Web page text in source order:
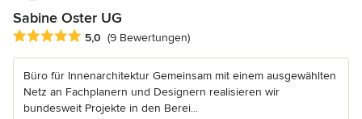
Sabine Oster UG
Durchschnittliche Bewertung: 5 von 5 Sternen
5,0 (9 Bewertungen)
Büro für Innenarchitektur Gemeinsam mit einem ausgewählten
Netz an Fachplanern und Designern realisieren wir
bundesweit Projekte in den Berei...